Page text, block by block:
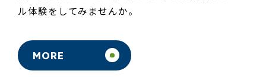
ル体験をしてみませんか。
MORE